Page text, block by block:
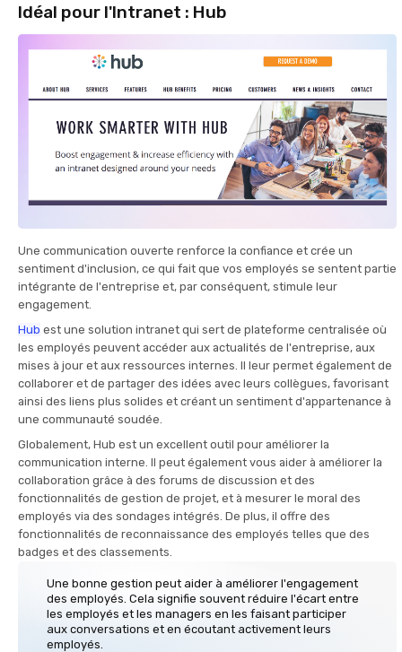
Idéal pour l'Intranet : Hub
Une communication ouverte renforce la confiance et crée un
sentiment d'inclusion, ce qui fait que vos employés se sentent partie
intégrante de l'entreprise et, par conséquent, stimule leur
engagement.
Hub est une solution intranet qui sert de plateforme centralisée où
les employés peuvent accéder aux actualités de l'entreprise, aux
mises à jour et aux ressources internes. Il leur permet également de
collaborer et de partager des idées avec leurs collègues, favorisant
ainsi des liens plus solides et créant un sentiment d'appartenance à
une communauté soudée.
Globalement, Hub est un excellent outil pour améliorer la
communication interne. Il peut également vous aider à améliorer la
collaboration grâce à des forums de discussion et des
fonctionnalités de gestion de projet, et à mesurer le moral des
employés via des sondages intégrés. De plus, il offre des
fonctionnalités de reconnaissance des employés telles que des
badges et des classements.
Une bonne gestion peut aider à améliorer l'engagement
des employés. Cela signifie souvent réduire l'écart entre
les employés et les managers en les faisant participer
aux conversations et en écoutant activement leurs
employés.